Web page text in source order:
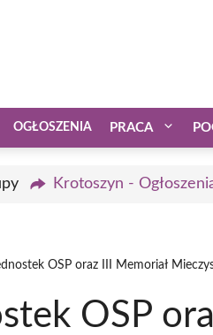
OGŁOSZENIA PRACA
Krotoszyn -
OSP oraz III Memoriał
OSP